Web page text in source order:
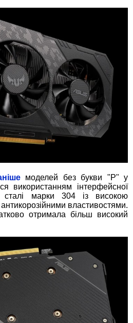
моделей без букви "P" у
використанням інтерфейсної
сталі марки 304 із високою
властивостями.
отримала більш високий